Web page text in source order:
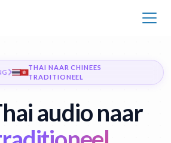
THAI NAAR CHINEES
TRADITIONEEL
audio naar